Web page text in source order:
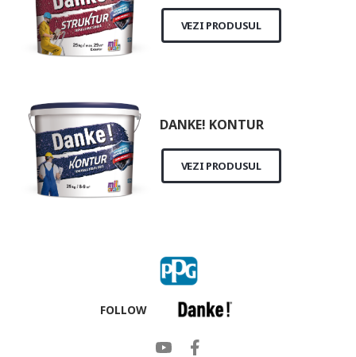
VEZI PRODUSUL
DANKE! KONTUR
VEZI PRODUSUL
FOLLOW